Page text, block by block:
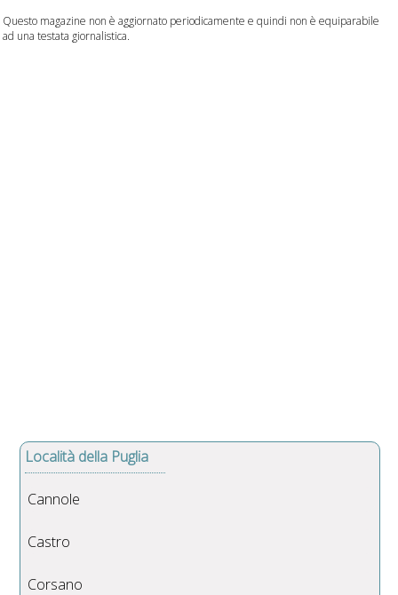
Questo magazine non è aggiornato periodicamente e quindi non è equiparabile
ad una testata giornalistica.
Località della Puglia
Cannole
Castro
Corsano